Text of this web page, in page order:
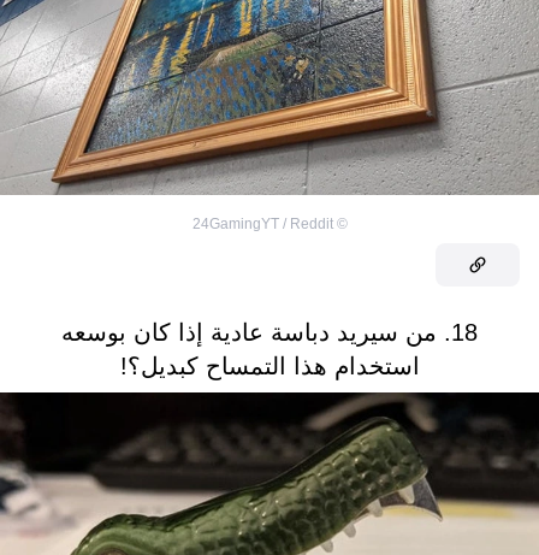
©
24GamingYT / Reddit
18. من سيريد دباسة عادية إذا كان بوسعه
استخدام هذا التمساح كبديل؟!